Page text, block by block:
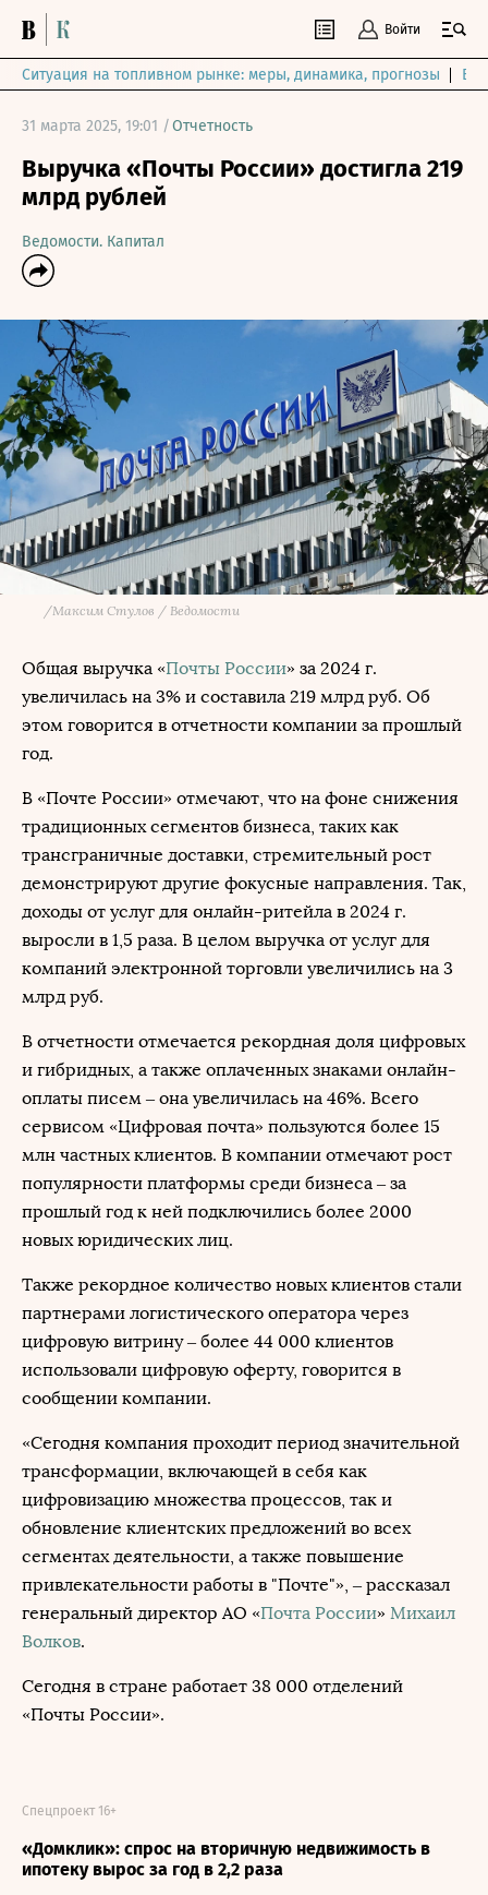
Войти
Ситуация на топливном рынке: меры, динамика, прогнозы
31 марта 2025, 19:01 /Отчетность
Выручка «Почты России» достигла 219
млрд рублей
Ведомости. Капитал
/Максим Стулов / Ведомости
Общая выручка «Почты России» за 2024 г.
увеличилась на 3% и составила 219 млрд руб. Об
этом говорится в отчетности компании за прошлый
год.
В «Почте России» отмечают, что на фоне снижения
традиционных сегментов бизнеса, таких как
трансграничные доставки, стремительный рост
демонстрируют другие фокусные направления. Так,
доходы от услуг для онлайн-ритейла в 2024 г.
выросли в 1,5 раза. В целом выручка от услуг для
компаний электронной торговли увеличились на 3
млрд руб.
В отчетности отмечается рекордная доля цифровых
и гибридных, а также оплаченных знаками онлайн-
оплаты писем – она увеличилась на 46%. Всего
сервисом «Цифровая почта» пользуются более 15
млн частных клиентов. В компании отмечают рост
популярности платформы среди бизнеса – за
прошлый год к ней подключились более 2000
новых юридических лиц.
Также рекордное количество новых клиентов стали
партнерами логистического оператора через
цифровую витрину – более 44 000 клиентов
использовали цифровую оферту, говорится в
сообщении компании.
«Сегодня компания проходит период значительной
трансформации, включающей в себя как
цифровизацию множества процессов, так и
обновление клиентских предложений во всех
сегментах деятельности, а также повышение
привлекательности работы в "Почте"», – рассказал
генеральный директор АО «Почта России» Михаил
Волков.
Сегодня в стране работает 38 000 отделений
«Почты России».
«Домклик»: спрос на вторичную недвижимость в
ипотеку вырос за год в 2,2 раза
Спецпроект 16+